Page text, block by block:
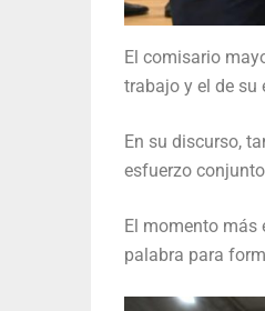
El comisario
trabajo y el de su
En su discurso,
esfuerzo
El momento más
palabra para